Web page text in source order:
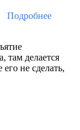
Подробнее
там делается
не сделать,